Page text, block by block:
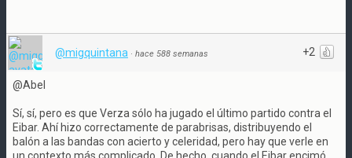
+2
@migquintana · hace 588 semanas
@Abel
Sí, sí, pero es que Verza sólo ha jugado el último partido contra el
Eibar. Ahí hizo correctamente de parabrisas, distribuyendo el
balón a las bandas con acierto y celeridad, pero hay que verle en